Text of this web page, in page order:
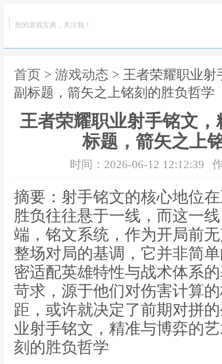
您的游戏宝典，关注我！
首页 > 游戏动态 > 王者荣耀职业
副标题，箭矢之上铭刻的胜负哲学
王者荣耀职业射手铭文
标题，箭矢之上
时间：2026-06-12 12:12:39
摘要：射手铭文的核心地位
胜负往往悬于一线，而这一
端，铭文系统，作为开局前
整场对局的基调，它并非简
密适配英雄特性与战术体系
苛求，源于他们对伤害计算
距，或许就决定了前期对拼
业射手铭文，精准与博弈的
刻的胜负哲学